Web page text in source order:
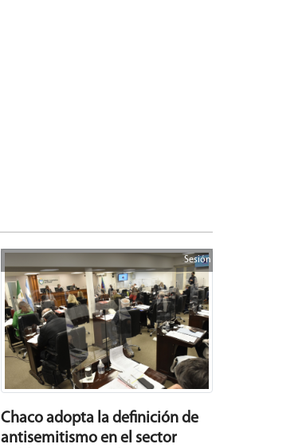
Sesión
Chaco adopta la definición de
antisemitismo en el sector